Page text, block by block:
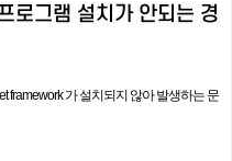
그램 설치가 안되는 경
framework 가 설치되지 않아 발생하는 문